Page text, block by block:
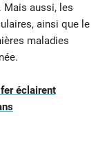
Mais aussi, les
ainsi que le
maladies
éclairent